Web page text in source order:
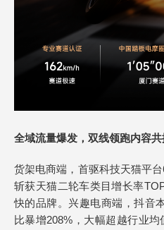
全域流量爆发，双线领跑内容共
货架电商端，首驱科技天猫平
斩获天猫二轮车类目增长率
快的品牌。兴趣电商端，抖音
比暴增208%，大幅超越行业